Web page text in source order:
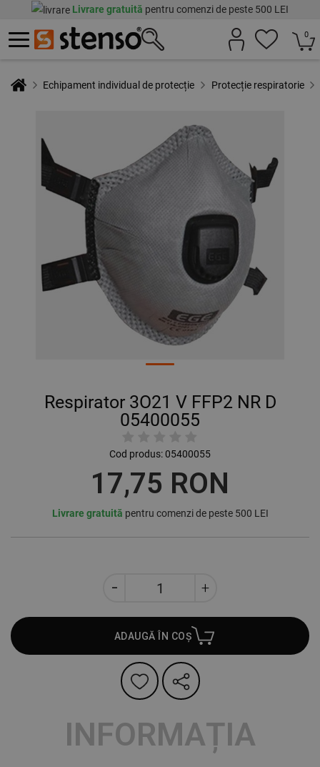
Livrare gratuită pentru comenzi de peste 500 LEI
0
Echipament individual de protecție Protecție respiratorie
Respirator 3О21 V FFP2 NR D
05400055
Cod produs:05400055
17,75 RON
Livrare gratuită pentru comenzi de peste 500 LEI
ADAUGĂ ÎN COȘ
INFORMAȚIA